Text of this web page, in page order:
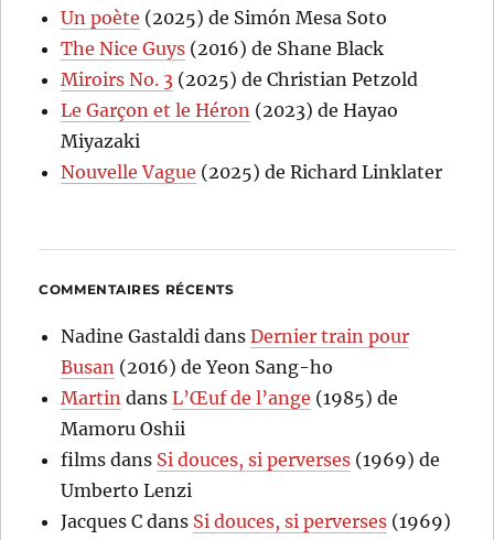
Un poète (2025) de Simón Mesa Soto
The Nice Guys (2016) de Shane Black
Miroirs No. 3 (2025) de Christian Petzold
Le Garçon et le Héron (2023) de Hayao
Miyazaki
Nouvelle Vague (2025) de Richard Linklater
COMMENTAIRES RÉCENTS
Nadine Gastaldi dansDernier train pour
Busan (2016) de Yeon Sang-ho
Martin dansL’Œuf de l’ange (1985) de
Mamoru Oshii
films dans Si douces, si perverses (1969) de
Umberto Lenzi
Jacques C dans Si douces, si perverses (1969)